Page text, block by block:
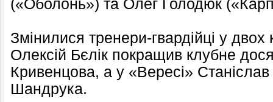
(«Оболонь») та Олег Голодюк
Змінилися тренери-гвардійці у
Олексій Бєлік покращив клубне
Кривенцова, а у «Вересі»
Шандрука.